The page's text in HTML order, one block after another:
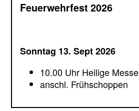
Feuerwehrfest 2026
Sonntag 13. Sept 2026
10.00 Uhr Heilige Messe
anschl. Frühschoppen